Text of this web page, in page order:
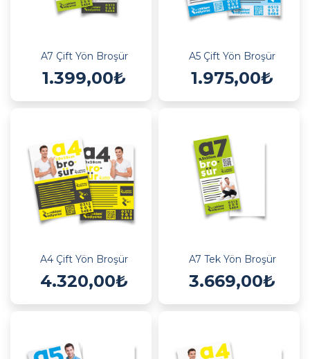
A7 Çift Yön Broşür
1.399,00₺
A5 Çift Yön Broşür
1.975,00₺
A4 Çift Yön Broşür
4.320,00₺
A7 Tek Yön Broşür
3.669,00₺